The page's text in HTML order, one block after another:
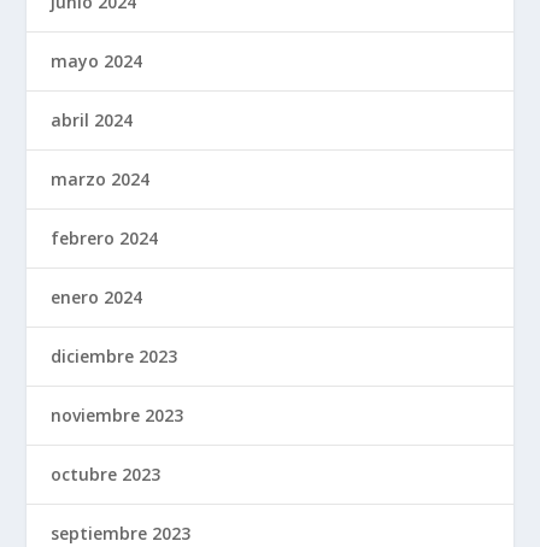
mayo 2024
abril 2024
marzo 2024
febrero 2024
enero 2024
diciembre 2023
noviembre 2023
octubre 2023
septiembre 2023